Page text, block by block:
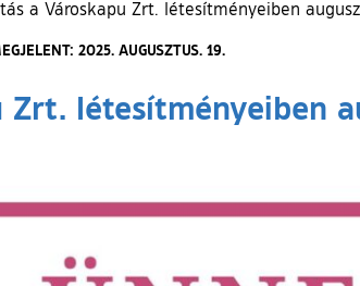
a Városkapu Zrt. létesítményeiben
2025. AUGUSZTUS. 19.
létesítményeiben